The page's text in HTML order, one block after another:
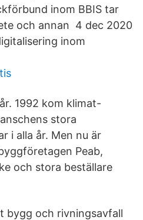
inom BBIS tar
och annan 4 dec 2020
inom
1992 kom klimat-
stora
i alla år. Men nu är
Peab,
och stora beställare
bygg­ och rivningsavfall